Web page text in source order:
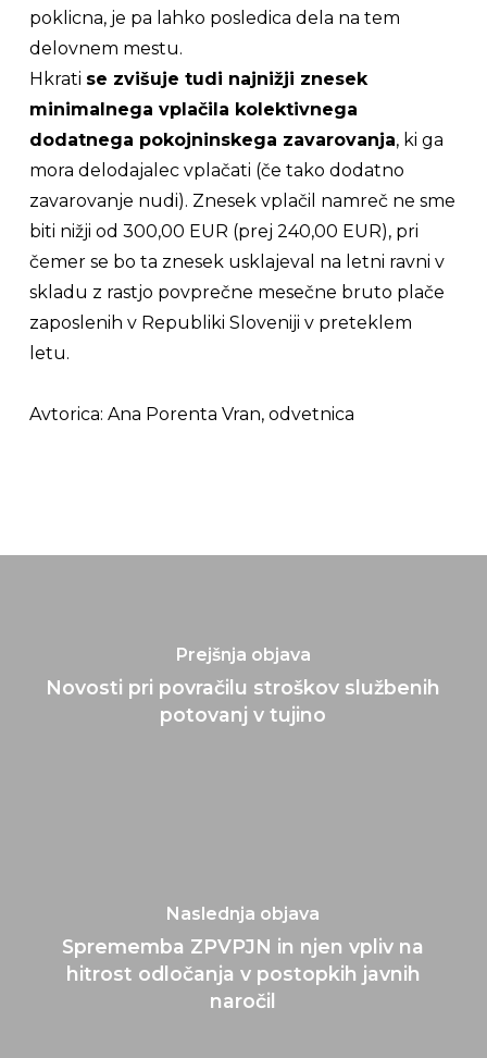
poklicna, je pa lahko posledica dela na tem
delovnem mestu.
Hkrati se zvišuje tudi najnižji znesek
minimalnega vplačila kolektivnega
dodatnega pokojninskega zavarovanja, ki ga
mora delodajalec vplačati (če tako dodatno
zavarovanje nudi). Znesek vplačil namreč ne sme
biti nižji od 300,00 EUR (prej 240,00 EUR), pri
čemer se bo ta znesek usklajeval na letni ravni v
skladu z rastjo povprečne mesečne bruto plače
zaposlenih v Republiki Sloveniji v preteklem
letu.
Avtorica: Ana Porenta Vran, odvetnica
Prejšnja objava
Novosti pri povračilu stroškov službenih
potovanj v tujino
Naslednja objava
Sprememba ZPVPJN in njen vpliv na
hitrost odločanja v postopkih javnih
naročil